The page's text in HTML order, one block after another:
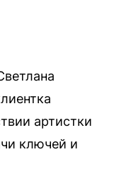
артистки
ключей и